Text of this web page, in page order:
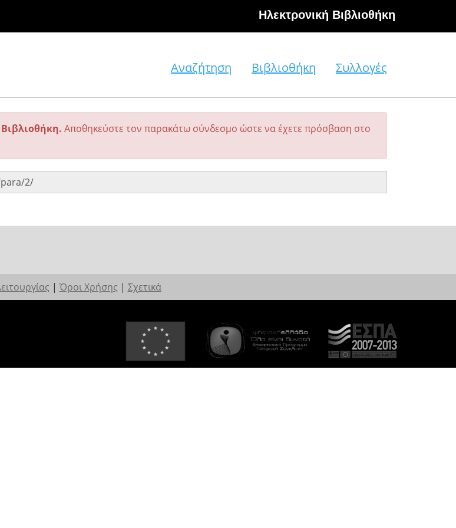
Hλεκτρονική Βιβλιοθήκη
Αναζήτηση Βιβλιοθήκη Συλλογές
Αποθηκεύστε τον παρακάτω σύνδεσμο ώστε να έχετε πρόσβαση στο
| Όροι Χρήσης | Σχετικά